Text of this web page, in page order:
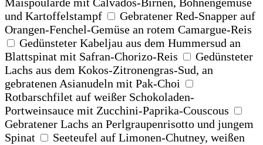
und Kartoffelstampf
Gebratener Red-Snapper auf
Orangen-Fenchel-Gemüse an rotem Camargue-Reis
Gedünsteter Kabeljau aus dem Hummersud an
Blattspinat mit Safran-Chorizo-Reis
Gedünsteter
Lachs aus dem Kokos-Zitronengras-Sud, an
gebratenen Asianudeln mit Pak-Choi
Rotbarschfilet auf weißer Schokoladen-
Portweinsauce mit Zucchini-Paprika-Couscous
Gebratener Lachs an Perlgraupenrisotto und jungem
Spinat
Seeteufel auf Limonen-Chutney, weißen